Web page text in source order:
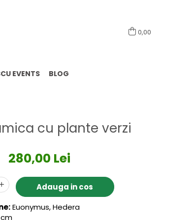
0,00
EVENTS BLOG
cu plante verzi
280,00 Lei
Adauga in cos
Euonymus, Hedera
cm